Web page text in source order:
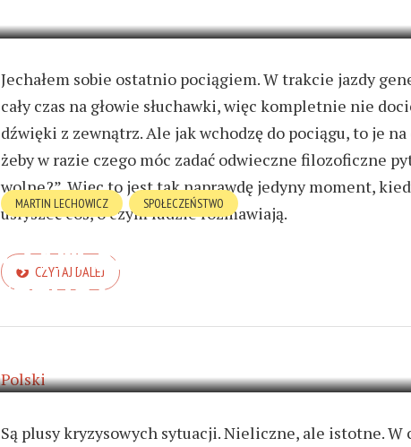
Jechałem sobie ostatnio pociągiem. W trakcie jazdy
cały czas na głowie słuchawki, więc kompletnie nie
dźwięki z zewnątrz. Ale jak wchodzę do pociągu, to je
żeby w razie czego móc zadać odwieczne filozoficzne
wolne?”. Więc to jest tak naprawdę jedyny moment,
usłyszeć coś, o czym ludzie rozmawiają.
CZYTAJ DALEJ
MARTIN LECHOWICZ SPOŁECZEŃSTWO
CZYM SIĘ RÓŻNI PRYMAS
JEZUSA?
Są plusy kryzysowych sytuacji. Nieliczne, ale istotne. W